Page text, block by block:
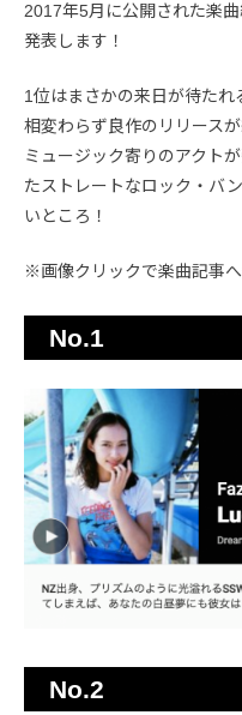
2017年5月に公開された楽
発表します！
1位はまさかの来日が待たれ
相変わらず良作のリリース
ミュージック寄りのアクト
たストレートなロック・バ
いところ！
※画像クリックで楽曲記事
No.1
No.2